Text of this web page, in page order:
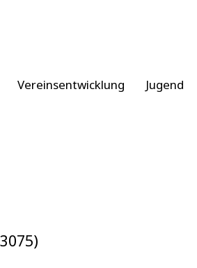
Vereinsentwicklung Jugend